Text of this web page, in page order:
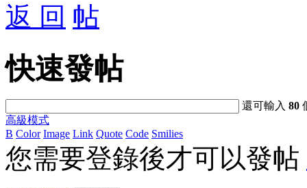
返 回
快速發帖
還可輸入80
高級模式
B Color Image Link Quote Code Smilies
您需要登錄後才可以發帖